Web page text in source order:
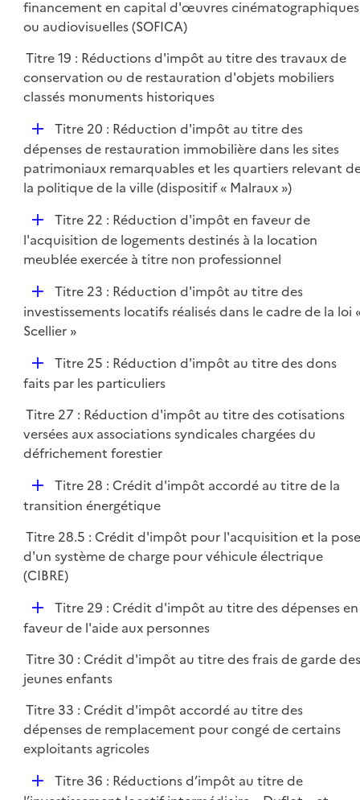
i
e
é
p
i
e
r
financement en capital d'œuvres cinématographiques
ou audiovisuelles (SOFICA)
Titre 19 : Réductions d'impôt au titre des travaux de
conservation ou de restauration d'objets mobiliers
classés monuments historiques
D
é
p
l
r
Titre 20 : Réduction d'impôt au titre des
dépenses de restauration immobilière dans les sites
patrimoniaux remarquables et les quartiers relevant
la politique de la ville (dispositif « Malraux »)
D
é
p
e
r
Titre 22 : Réduction d'impôt en faveur de
l'acquisition de logements destinés à la location
meublée exercée à titre non professionnel
D
é
p
e
Titre 23 : Réduction d'impôt au titre des
investissements locatifs réalisés dans le cadre de la loi
Scellier »
D
é
l
i
e
Titre 25 : Réduction d'impôt au titre des dons
faits par les particuliers
Titre 27 : Réduction d'impôt au titre des cotisations
versées aux associations syndicales chargées du
défrichement forestier
D
é
l
i
e
Titre 28 : Crédit d'impôt accordé au titre de la
transition énergétique
Titre 28.5 : Crédit d'impôt pour l'acquisition et la
d'un système de charge pour véhicule électrique
(CIBRE)
D
é
l
i
e
r
Titre 29 : Crédit d'impôt au titre des dépenses en
faveur de l'aide aux personnes
Titre 30 : Crédit d'impôt au titre des frais de garde
jeunes enfants
Titre 33 : Crédit d'impôt accordé au titre des
dépenses de remplacement pour congé de certains
exploitants agricoles
DTitre 36 : Réductions d’impôt au titre de